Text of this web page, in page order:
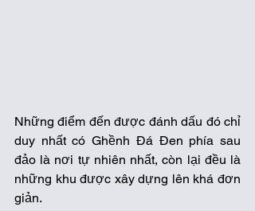
Những điểm đến được đánh dấu đó chỉ
duy nhất có Ghềnh Đá Đen phía sau
đảo là nơi tự nhiên nhất, còn lại đều là
những khu được xây dựng lên khá đơn
giản.